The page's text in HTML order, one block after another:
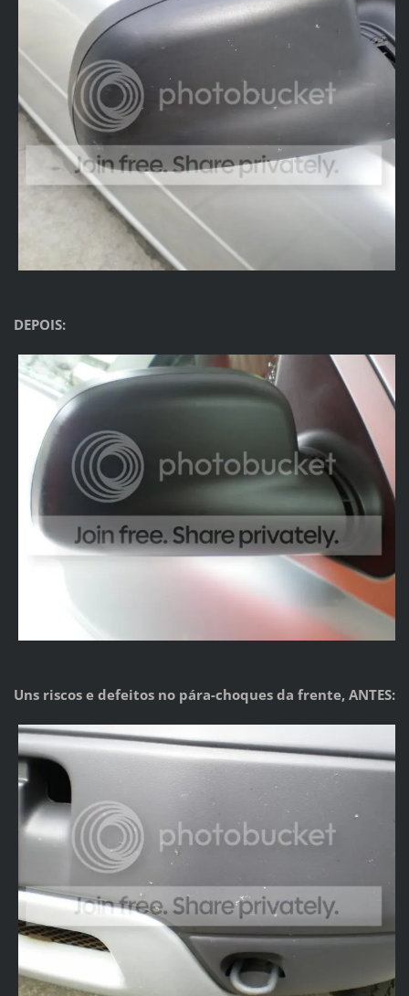
DEPOIS:
Uns riscos e defeitos no pára-choques da frente, ANTES: